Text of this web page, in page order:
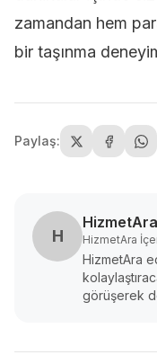
zamandan hem
bir taşınma
Paylaş:
H HizmetAra
HizmetAra
görüşerek